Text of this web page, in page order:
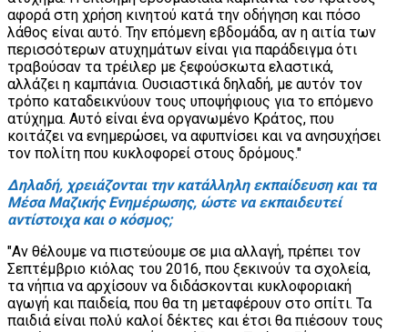
αφορά στη χρήση κινητού κατά την οδήγηση και πόσο
λάθος είναι αυτό. Την επόμενη εβδομάδα, αν η αιτία των
περισσότερων ατυχημάτων είναι για παράδειγμα ότι
τραβούσαν τα τρέιλερ με ξεφούσκωτα ελαστικά,
αλλάζει η καμπάνια. Ουσιαστικά δηλαδή, με αυτόν τον
τρόπο καταδεικνύουν τους υποψήφιους για το επόμενο
ατύχημα. Αυτό είναι ένα οργανωμένο Κράτος, που
κοιτάζει να ενημερώσει, να αφυπνίσει και να ανησυχήσει
τον πολίτη που κυκλοφορεί στους δρόμους."
Δηλαδή, χρειάζονται την κατάλληλη εκπαίδευση και τα
Μέσα Μαζικής Ενημέρωσης, ώστε να εκπαιδευτεί
αντίστοιχα και ο κόσμος;
"Αν θέλουμε να πιστεύουμε σε μια αλλαγή, πρέπει τον
Σεπτέμβριο κιόλας του 2016, που ξεκινούν τα σχολεία,
τα νήπια να αρχίσουν να διδάσκονται κυκλοφοριακή
αγωγή και παιδεία, που θα τη μεταφέρουν στο σπίτι. Τα
παιδιά είναι πολύ καλοί δέκτες και έτσι θα πιέσουν τους